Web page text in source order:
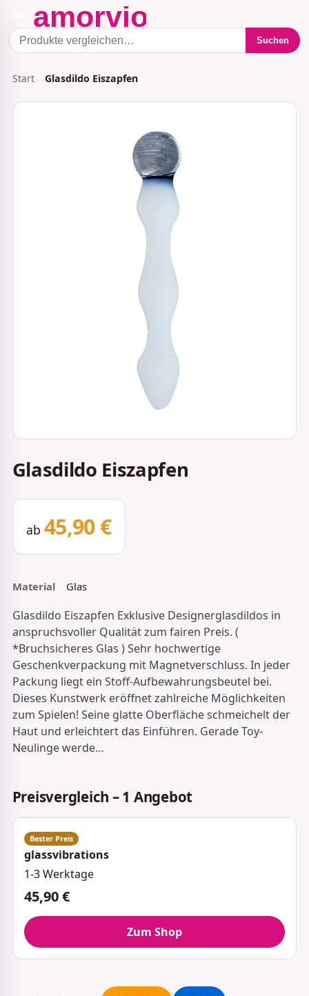
Suchen
Start Glasdildo Eiszapfen
Glasdildo Eiszapfen
ab 45,90 €
Material Glas
Glasdildo Eiszapfen Exklusive Designerglasdildos in
anspruchsvoller Qualität zum fairen Preis. (
*Bruchsicheres Glas ) Sehr hochwertige
Geschenkverpackung mit Magnetverschluss. In jeder
Packung liegt ein Stoff-Aufbewahrungsbeutel bei.
Dieses Kunstwerk eröffnet zahlreiche Möglichkeiten
zum Spielen! Seine glatte Oberfläche schmeichelt der
Haut und erleichtert das Einführen. Gerade Toy-
Neulinge werde…
Preisvergleich – 1 Angebot
glassvibrations
1-3 Werktage
45,90 €
Zum Shop